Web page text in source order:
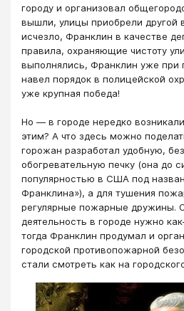
городу и организовал
вышли, улицы приобрели другой
исчезло, Франклин в качестве
правила, охраняющие чистоту
выполнялись, Франклин уже при
навел порядок в полицейской
уже крупная победа!
Но — в городе нередко
этим? А что здесь можно
горожан разработал удобную,
обогревательную печку (она до
популярностью в США под
Франклина»), а для тушения
регулярные пожарные дружины.
деятельность в городе нужно
тогда Франклин продумал и
городской противопожарной
стали смотреть как на